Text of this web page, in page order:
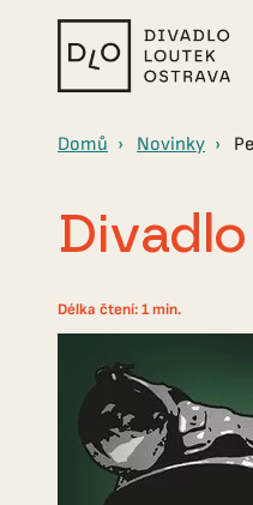
Divadlo
loutek
Domů Novinky
Délka čtení: 1 min.